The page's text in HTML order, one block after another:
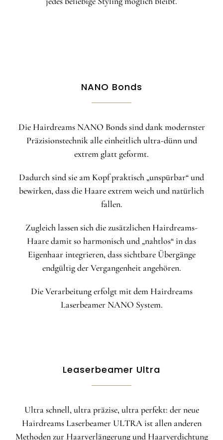
NANO Bonds
Die Hairdreams NANO Bonds sind dank modernster
Präzisionstechnik alle einheitlich ultra-dünn und
extrem glatt geformt.
Dadurch sind sie am Kopf praktisch „unspürbar“ und
bewirken, dass die Haare extrem weich und natürlich
fallen.
Zugleich lassen sich die zusätzlichen Hairdreams-
Haare damit so harmonisch und „nahtlos“ in das
Eigenhaar integrieren, dass sichtbare Übergänge
endgültig der Vergangenheit angehören.
Die Verarbeitung erfolgt mit dem Hairdreams
Laserbeamer NANO System.
Leaserbeamer Ultra
Ultra schnell, ultra präzise, ultra perfekt: der neue
Hairdreams Laserbeamer ULTRA ist allen anderen
Methoden zur Haarverlängerung und Haarverdichtung